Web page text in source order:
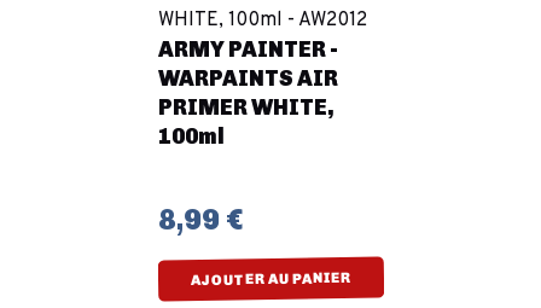
ARMY PAINTER -
WARPAINTS AIR
PRIMER WHITE,
100ml
8,99 €
AJOUTER AU PANIER